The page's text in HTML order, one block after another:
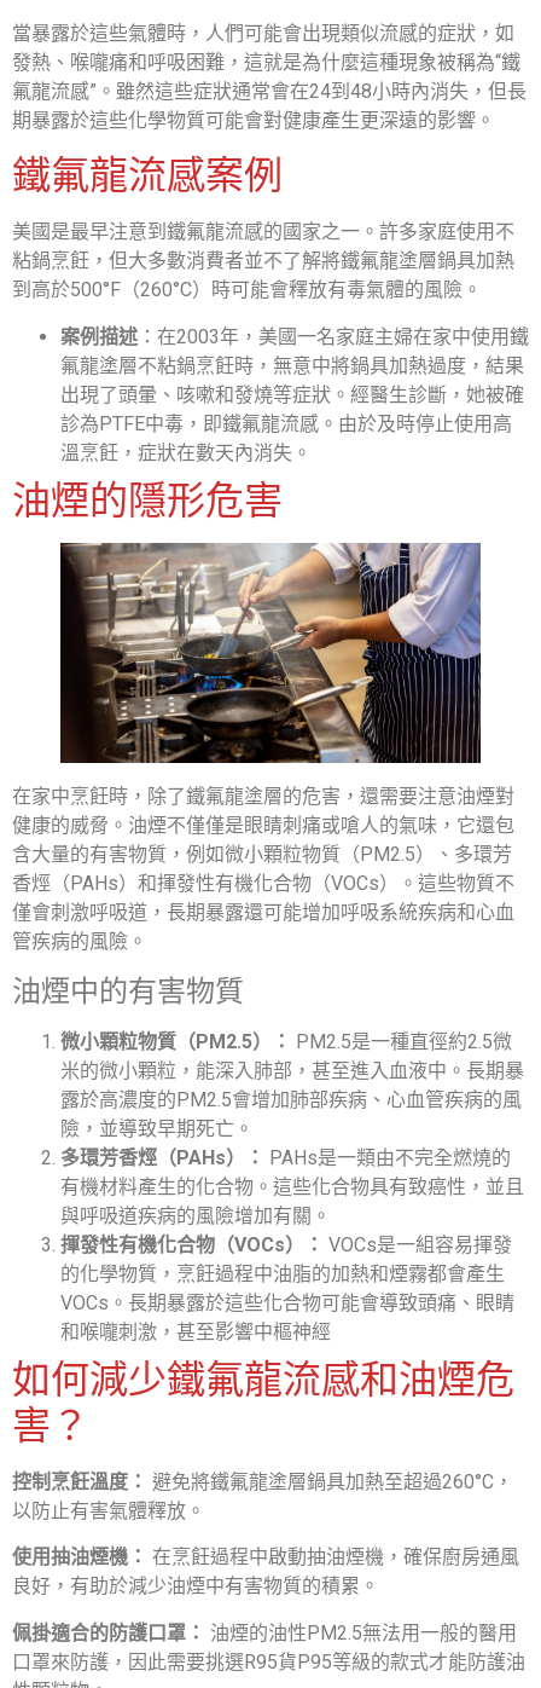
當暴露於這些氣體時，人們可能會出現類似流感的症狀，如
發熱、喉嚨痛和呼吸困難，這就是為什麼這種現象被稱為“鐵
氟龍流感”。雖然這些症狀通常會在24到48小時內消失，但長
期暴露於這些化學物質可能會對健康產生更深遠的影響。
鐵氟龍流感案例
美國是最早注意到鐵氟龍流感的國家之一。許多家庭使用不
粘鍋烹飪，但大多數消費者並不了解將鐵氟龍塗層鍋具加熱
到高於500°F（260°C）時可能會釋放有毒氣體的風險。
案例描述 ：在2003年，美國一名家庭主婦在家中使用鐵
氟龍塗層不粘鍋烹飪時，無意中將鍋具加熱過度，結果
出現了頭暈、咳嗽和發燒等症狀。經醫生診斷，她被確
診為PTFE中毒，即鐵氟龍流感。由於及時停止使用高
溫烹飪，症狀在數天內消失。
油煙的隱形危害
在家中烹飪時，除了鐵氟龍塗層的危害，還需要注意油煙對
健康的威脅。油煙不僅僅是眼睛刺痛或嗆人的氣味，它還包
含大量的有害物質，例如微小顆粒物質（PM2.5）、多環芳
香烴（PAHs）和揮發性有機化合物（VOCs）。這些物質不
僅會刺激呼吸道，長期暴露還可能增加呼吸系統疾病和心血
管疾病的風險。
油煙中的有害物質
微小顆粒物質（PM2.5）： PM2.5是一種直徑約2.5微
米的微小顆粒，能深入肺部，甚至進入血液中。長期暴
露於高濃度的PM2.5會增加肺部疾病、心血管疾病的風
險，並導致早期死亡。
多環芳香烴（PAHs）： PAHs是一類由不完全燃燒的
有機材料產生的化合物。這些化合物具有致癌性，並且
與呼吸道疾病的風險增加有關。
揮發性有機化合物（VOCs）： VOCs是一組容易揮發
的化學物質，烹飪過程中油脂的加熱和煙霧都會產生
VOCs。長期暴露於這些化合物可能會導致頭痛、眼睛
和喉嚨刺激，甚至影響中樞神經
如何減少鐵氟龍流感和油煙危
害？
控制烹飪溫度： 避免將鐵氟龍塗層鍋具加熱至超過260°C，
以防止有害氣體釋放。
使用抽油煙機： 在烹飪過程中啟動抽油煙機，確保廚房通風
良好，有助於減少油煙中有害物質的積累。
佩掛適合的防護口罩： 油煙的油性PM2.5無法用一般的醫用
口罩來防護，因此需要挑選R95貨P95等級的款式才能防護油